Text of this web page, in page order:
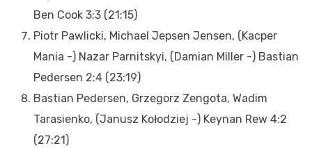
Ben Cook 3:3 (21:15)
Piotr Pawlicki, Michael Jepsen Jensen, (Kacper
Mania -) Nazar Parnitskyi, (Damian Miller -) Bastian
Pedersen 2:4 (23:19)
Bastian Pedersen, Grzegorz Zengota, Wadim
Tarasienko, (Janusz Kołodziej -) Keynan Rew 4:2
(27:21)